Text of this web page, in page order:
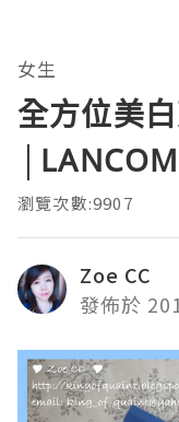
女生
全方位美
瀏覽次數:9907
Zoe CC
發佈於